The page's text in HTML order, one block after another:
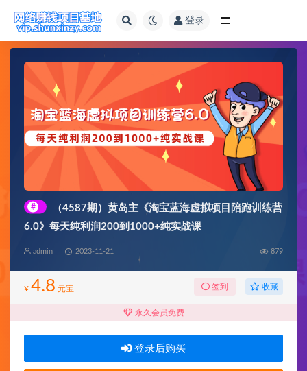
登录
#
（4587期）黄岛主《淘宝蓝海虚拟项目陪跑训练营
6.0》每天纯利润200到1000+纯实战课
admin 2023-11-21 879
¥ 4.8 元宝 签到 收藏
永久会员免费
登录后购买